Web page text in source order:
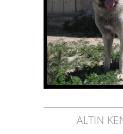
ALTIN